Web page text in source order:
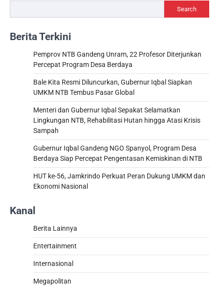
Search
Berita Terkini
Pemprov NTB Gandeng Unram, 22 Profesor Diterjunkan
Percepat Program Desa Berdaya
Bale Kita Resmi Diluncurkan, Gubernur Iqbal Siapkan
UMKM NTB Tembus Pasar Global
Menteri dan Gubernur Iqbal Sepakat Selamatkan
Lingkungan NTB, Rehabilitasi Hutan hingga Atasi Krisis
Sampah
Gubernur Iqbal Gandeng NGO Spanyol, Program Desa
Berdaya Siap Percepat Pengentasan Kemiskinan di NTB
HUT ke-56, Jamkrindo Perkuat Peran Dukung UMKM dan
Ekonomi Nasional
Kanal
Berita Lainnya
Entertainment
Internasional
Megapolitan